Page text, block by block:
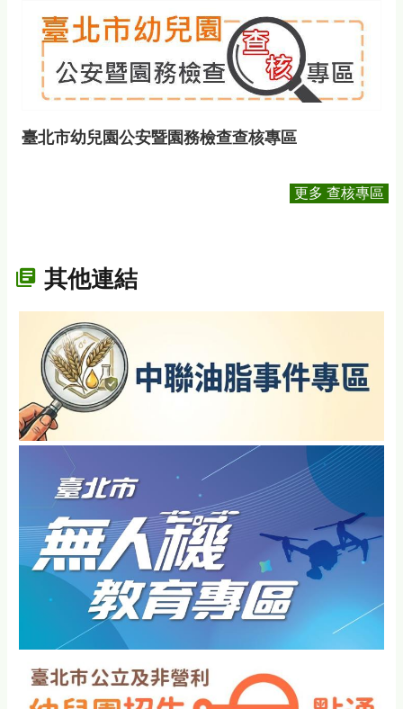
臺北市幼兒園公安暨園務檢查查核專區
更多 查核專區
其他連結